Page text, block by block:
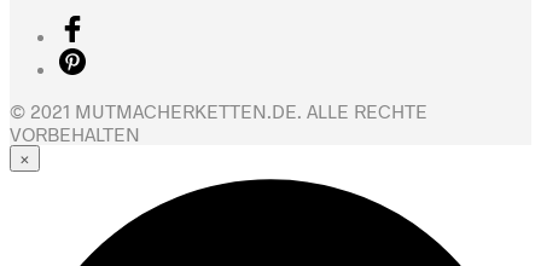
© 2021 MUTMACHERKETTEN.DE. ALLE RECHTE
VORBEHALTEN
×